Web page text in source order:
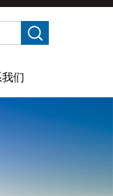
们